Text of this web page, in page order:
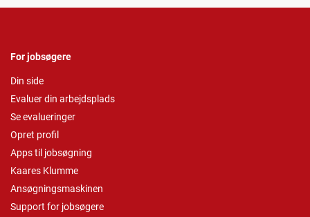
For jobsøgere
Din side
Evaluer din arbejdsplads
Se evalueringer
Opret profil
Apps til jobsøgning
Kaares Klumme
Ansøgningsmaskinen
Support for jobsøgere